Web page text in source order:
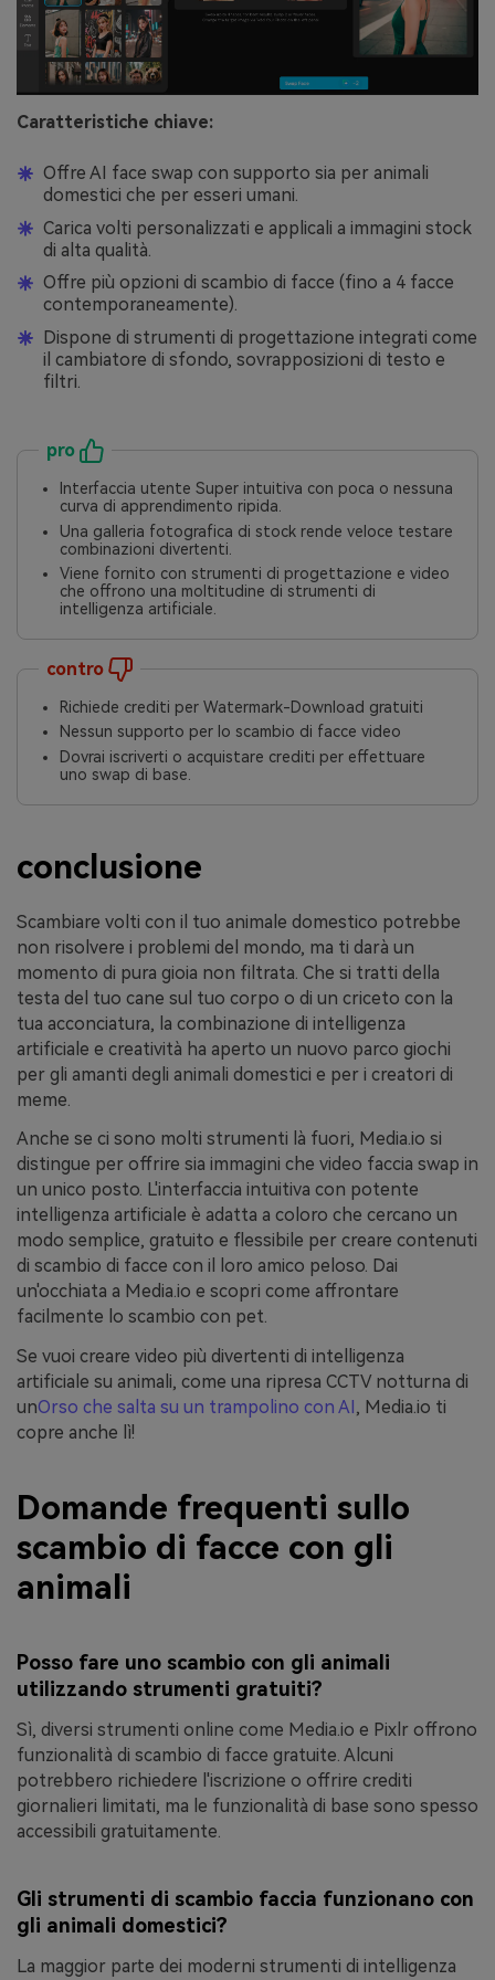
Caratteristiche chiave:
Offre AI face swap con supporto sia per animali
domestici che per esseri umani.
Carica volti personalizzati e applicali a immagini stock
di alta qualità.
Offre più opzioni di scambio di facce (fino a 4 facce
contemporaneamente).
Dispone di strumenti di progettazione integrati come
il cambiatore di sfondo, sovrapposizioni di testo e
filtri.
pro
Interfaccia utente Super intuitiva con poca o nessuna
curva di apprendimento ripida.
Una galleria fotografica di stock rende veloce testare
combinazioni divertenti.
Viene fornito con strumenti di progettazione e video
che offrono una moltitudine di strumenti di
intelligenza artificiale.
contro
Richiede crediti per Watermark-Download gratuiti
Nessun supporto per lo scambio di facce video
Dovrai iscriverti o acquistare crediti per effettuare
uno swap di base.
conclusione
Scambiare volti con il tuo animale domestico potrebbe
non risolvere i problemi del mondo, ma ti darà un
momento di pura gioia non filtrata. Che si tratti della
testa del tuo cane sul tuo corpo o di un criceto con la
tua acconciatura, la combinazione di intelligenza
artificiale e creatività ha aperto un nuovo parco giochi
per gli amanti degli animali domestici e per i creatori di
meme.
Anche se ci sono molti strumenti là fuori, Media.io si
distingue per offrire sia immagini che video faccia swap in
un unico posto. L'interfaccia intuitiva con potente
intelligenza artificiale è adatta a coloro che cercano un
modo semplice, gratuito e flessibile per creare contenuti
di scambio di facce con il loro amico peloso. Dai
un'occhiata a Media.io e scopri come affrontare
facilmente lo scambio con pet.
Se vuoi creare video più divertenti di intelligenza
artificiale su animali, come una ripresa CCTV notturna di
unOrso che salta su un trampolino con AI, Media.io ti
copre anche lì!
Domande frequenti sullo
scambio di facce con gli
animali
Posso fare uno scambio con gli animali
utilizzando strumenti gratuiti?
Sì, diversi strumenti online come Media.io e Pixlr offrono
funzionalità di scambio di facce gratuite. Alcuni
potrebbero richiedere l'iscrizione o offrire crediti
giornalieri limitati, ma le funzionalità di base sono spesso
accessibili gratuitamente.
Gli strumenti di scambio faccia funzionano con
gli animali domestici?
La maggior parte dei moderni strumenti di intelligenza